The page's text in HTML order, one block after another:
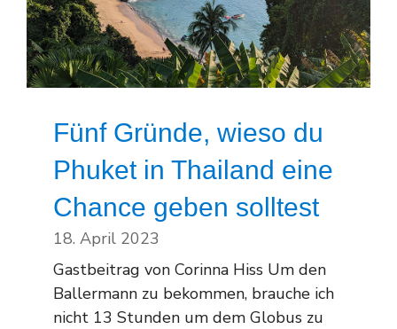
Fünf Gründe, wieso du
Phuket in Thailand eine
Chance geben solltest
18. April 2023
Gastbeitrag von Corinna Hiss Um den
Ballermann zu bekommen, brauche ich
nicht 13 Stunden um dem Globus zu